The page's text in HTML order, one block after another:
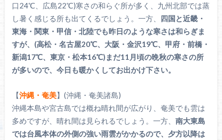
口24℃、広島22℃)寒さの和らぐ所が多く、九州北部では蒸
し暑く感じる所も出てくるでしょう。一方、 四国と近畿・
東海・関東・甲信・北陸でも昨日のような寒さは和らぎま
すが、(高松・名古屋20℃、大阪・金沢19℃、甲府・前橋・
新潟17℃、東京・松本16℃)まだ11月頃の晩秋の寒さの所
が多いので、今日も暖かくしてお出かけ下さい。
【沖縄・奄美】(沖縄・奄美諸島)
沖縄本島や宮古島では概ね晴れ間が広がり、奄美でも雲は
多めですが、晴れ間は見られるでしょう。一方、 南大東島
では台風本体の外側の強い雨雲がかかるので、夕方以降は